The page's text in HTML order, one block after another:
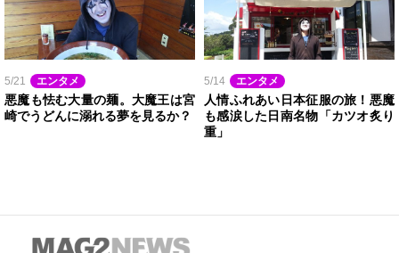
5/21 エンタメ
悪魔も怯む大量の麺。大魔王は宮
崎でうどんに溺れる夢を見るか？
5/14 エンタメ
人情ふれあい日本征服の旅！悪魔
も感涙した日南名物「カツオ炙り
重」